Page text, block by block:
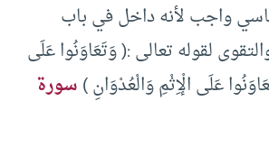
واجب لأنه داخل في باب
لقوله تعالى :( وَتَعَاوَنُوا عَلَى
عَلَى الْإِثْمِ وَالْعُدْوَانِ )سورة